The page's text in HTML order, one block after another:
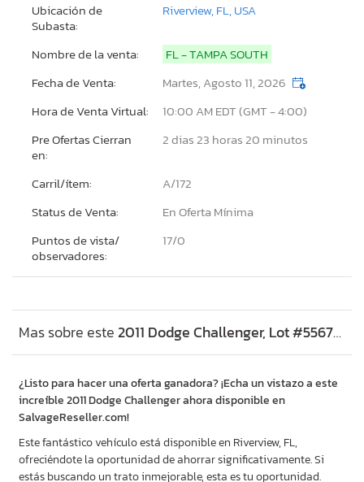
Ubicación de
Subasta:
Riverview, FL, USA
Nombre de la venta:
FL - TAMPA SOUTH
Fecha de Venta:
Martes, Agosto 11, 2026
Hora de Venta Virtual:
10:00 AM EDT (GMT - 4:00)
Pre Ofertas Cierran
en:
2 dias 23 horas 20 minutos
Carril/ítem:
A/172
Status de Venta:
En Oferta Mínima
Puntos de vista/
observadores:
17/0
Mas sobre este2011 Dodge Challenger, Lot #55674546
¿Listo para hacer una oferta ganadora? ¡Echa un vistazo a este
increíble 2011 Dodge Challenger ahora disponible en
SalvageReseller.com!
Este fantástico vehículo está disponible en Riverview, FL,
ofreciéndote la oportunidad de ahorrar significativamente. Si
estás buscando un trato inmejorable, esta es tu oportunidad.